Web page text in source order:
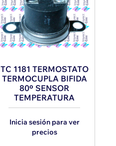
TC 1181 TERMOSTATO
TERMOCUPLA BIFIDA
80º SENSOR
TEMPERATURA
Inicia sesión para ver
precios